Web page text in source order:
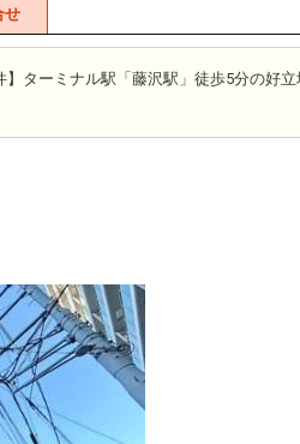
せ
ターミナル駅「藤沢駅」徒歩5分の好立